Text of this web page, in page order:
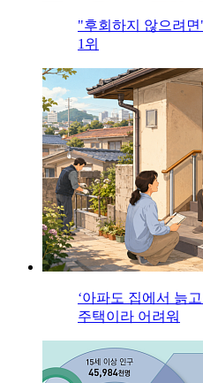
"후회하지 않으려
1위
‘아파도 집에서 늙
주택이라 어려워